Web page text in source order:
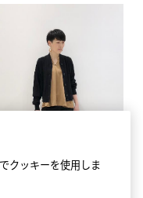
クッキーを使用しま